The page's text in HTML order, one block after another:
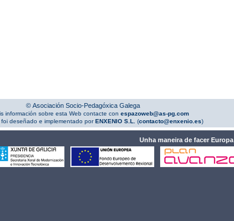
© Asociación Socio-Pedagóxica Galega
información sobre esta Web contacte con espazoweb@as-pg.com
deseñado e implementado porENXENIO S.L. (contacto@enxenio.es)
Unha maneira de facer Europa